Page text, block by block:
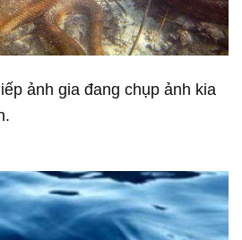
ảnh gia đang chụp ảnh kia